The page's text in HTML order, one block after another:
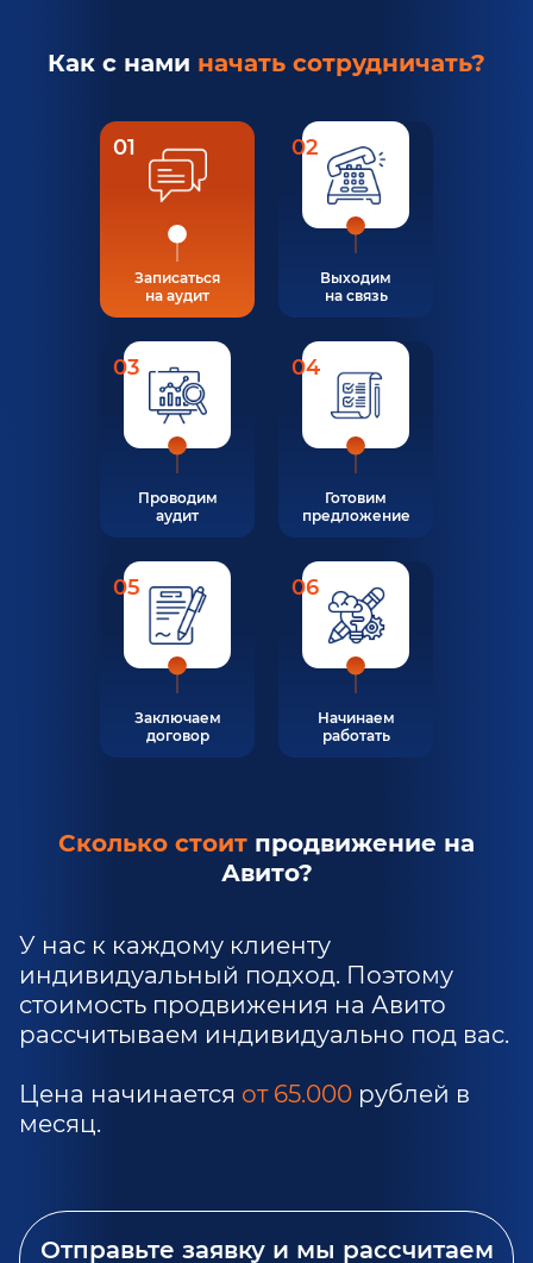
Как с нами начать сотрудничать?
01
Записаться
на аудит
02
Выходим
на связь
03
Проводим
аудит
04
Готовим
предложение
05
Заключаем
договор
06
Начинаем
работать
Сколько стоит продвижение на
Авито?
У нас к каждому клиенту
индивидуальный подход. Поэтому
стоимость продвижения на Авито
рассчитываем индивидуально под вас.
Цена начинается от 65.000 рублей в
месяц.
Отправьте заявку и мы рассчитаем